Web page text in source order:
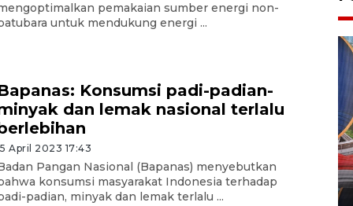
pemakaian sumber energi non-
untuk mendukung energi ...
Konsumsi padi-padian-
dan lemak nasional terlalu
April 2023 17:43
Pangan Nasional (Bapanas) menyebutkan
konsumsi masyarakat Indonesia terhadap
padian, minyak dan lemak terlalu ...
Komisi V DPR tinjau
perlintasan sebidang di
Stasiun Bogor
12 Juni 2026 18:49